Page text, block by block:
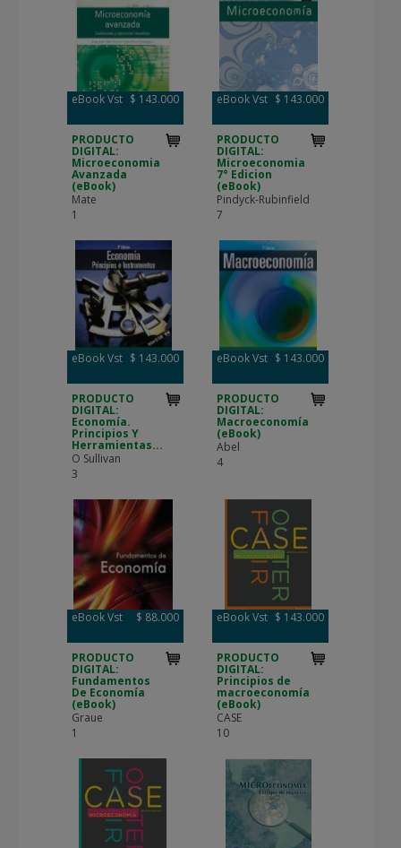
eBook Vst $ 143.000
PRODUCTO
DIGITAL:
Microeconomia
Avanzada
(eBook)
Mate
1
eBook Vst $ 143.000
PRODUCTO
DIGITAL:
Microeconomia
7° Edicion
(eBook)
Pindyck-Rubinfield
7
eBook Vst $ 143.000
PRODUCTO
DIGITAL:
Economía.
Principios Y
Herramientas...
O Sullivan
3
eBook Vst $ 143.000
PRODUCTO
DIGITAL:
Macroeconomía
(eBook)
Abel
4
eBook Vst $ 88.000
PRODUCTO
DIGITAL:
Fundamentos
De Economía
(eBook)
Graue
1
eBook Vst $ 143.000
PRODUCTO
DIGITAL:
Principios de
macroeconomía
(eBook)
CASE
10